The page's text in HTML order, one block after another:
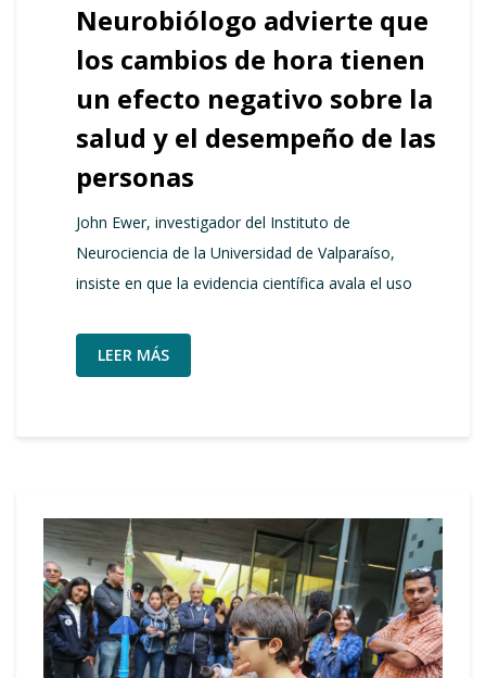
Neurobiólogo advierte que
los cambios de hora tienen
un efecto negativo sobre la
salud y el desempeño de las
personas
John Ewer, investigador del Instituto de
Neurociencia de la Universidad de Valparaíso,
insiste en que la evidencia científica avala el uso
LEER MÁS